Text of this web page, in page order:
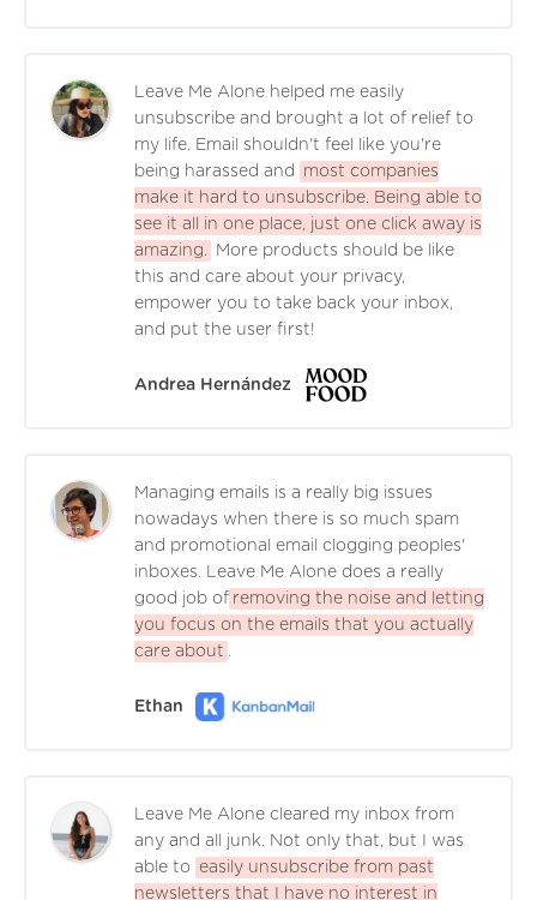
Leave Me Alone helped me easily
unsubscribe and brought a lot of relief to
my life. Email shouldn't feel like you're
being harassed and
most companies
make it hard to unsubscribe. Being able to
see it all in one place, just one click away is
amazing.
More products should be like
this and care about your privacy,
empower you to take back your inbox,
and put the user first!
Andrea Hernández
Managing emails is a really big issues
nowadays when there is so much spam
and promotional email clogging peoples'
inboxes. Leave Me Alone does a really
good job of removing the noise and letting
you focus on the emails that you actually
care about .
Ethan
Leave Me Alone cleared my inbox from
any and all junk. Not only that, but I was
able to easily unsubscribe from past
newsletters that I have no interest in